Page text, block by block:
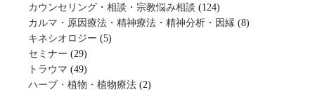
カウンセリング・相談・宗教悩み相談 (124)
カルマ・原因療法・精神療法・精神分析・因縁 (8)
キネシオロジー (5)
セミナー (29)
トラウマ (49)
ハーブ・植物・植物療法 (2)